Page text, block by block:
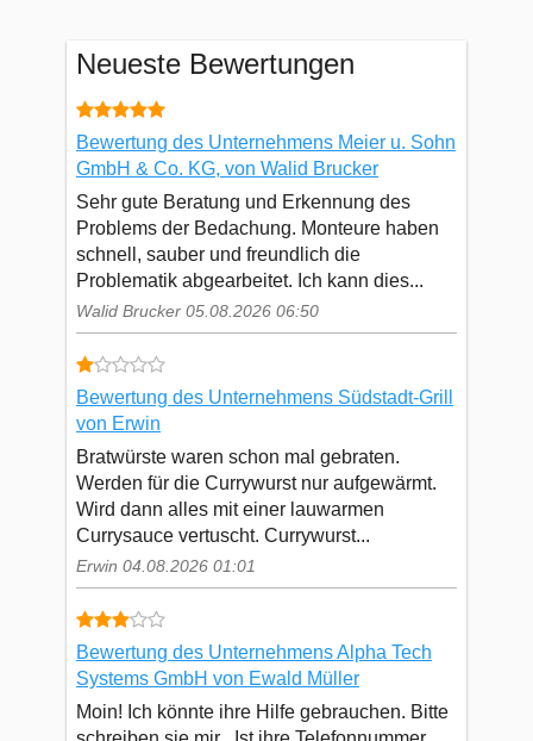
Neueste Bewertungen
Bewertung des Unternehmens Meier u. Sohn
GmbH & Co. KG, von Walid Brucker
Sehr gute Beratung und Erkennung des
Problems der Bedachung. Monteure haben
schnell, sauber und freundlich die
Problematik abgearbeitet. Ich kann dies...
Walid Brucker 05.08.2026 06:50
Bewertung des Unternehmens Südstadt-Grill
von Erwin
Bratwürste waren schon mal gebraten.
Werden für die Currywurst nur aufgewärmt.
Wird dann alles mit einer lauwarmen
Currysauce vertuscht. Currywurst...
Erwin 04.08.2026 01:01
Bewertung des Unternehmens Alpha Tech
Systems GmbH von Ewald Müller
Moin! Ich könnte ihre Hilfe gebrauchen. Bitte